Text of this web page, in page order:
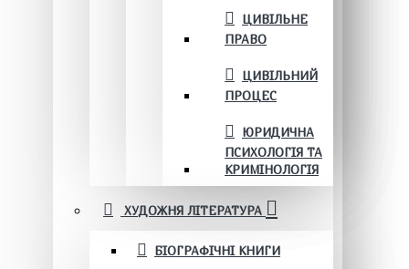
ЦИВІЛЬНЕ
ПРАВО
ЦИВІЛЬНИЙ
ПРОЦЕС
ЮРИДИЧНА
ПСИХОЛОГІЯ ТА
КРИМІНОЛОГІЯ
ХУДОЖНЯ ЛІТЕРАТУРА
БІОГРАФІЧНІ КНИГИ